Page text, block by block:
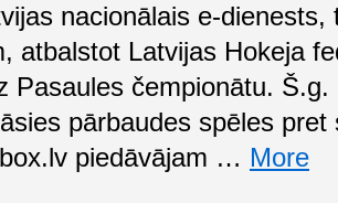
nacionālais e-
atbalstot Latvijas Hokeja
Pasaules čempionātu.
pārbaudes spēles
piedāvājam … More